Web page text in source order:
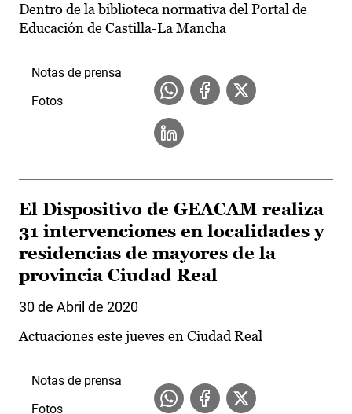
Dentro de la biblioteca normativa del Portal de
Educación de Castilla-La Mancha
Notas de prensa
Fotos
El Dispositivo de GEACAM realiza
31 intervenciones en localidades y
residencias de mayores de la
provincia Ciudad Real
30 de Abril de 2020
Actuaciones este jueves en Ciudad Real
Notas de prensa
Fotos